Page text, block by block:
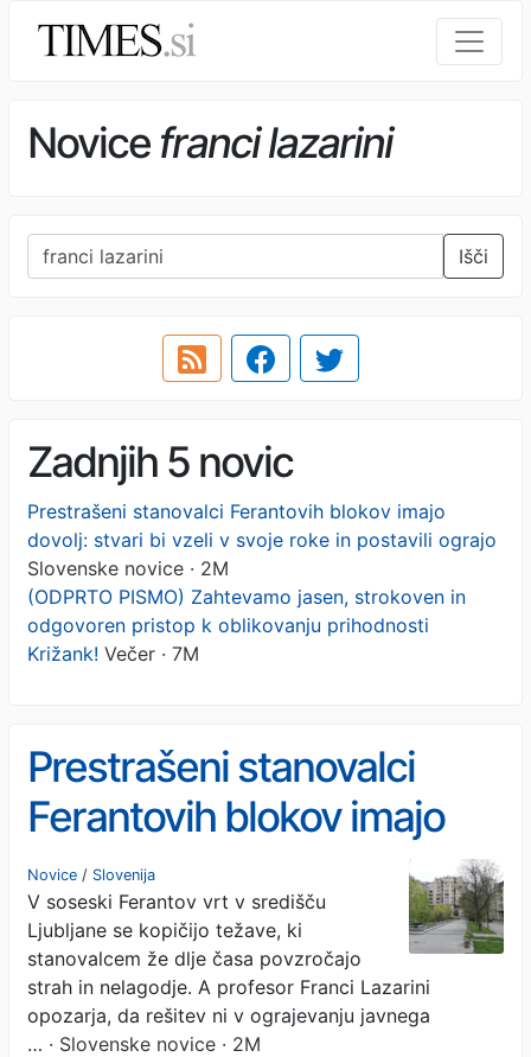
Novice franci lazarini
Išči
Zadnjih 5 novic
Prestrašeni stanovalci Ferantovih blokov imajo
dovolj: stvari bi vzeli v svoje roke in postavili ograjo
Slovenske novice · 2M
(ODPRTO PISMO) Zahtevamo jasen, strokoven in
odgovoren pristop k oblikovanju prihodnosti
Križank! Večer · 7M
Prestrašeni stanovalci
Ferantovih blokov imajo
dovolj: stvari bi vzeli v
svoje roke in postavili
ograjo
Novice / Slovenija
V soseski Ferantov vrt v središču
Ljubljane se kopičijo težave, ki
stanovalcem že dlje časa povzročajo
strah in nelagodje. A profesor Franci Lazarini
opozarja, da rešitev ni v ograjevanju javnega
… · Slovenske novice · 2M